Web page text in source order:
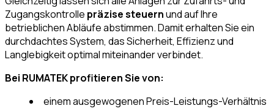
Zugangskontrolle präzise steuernund auf Ihre
betrieblichen Abläufe abstimmen. Damit erhalten Sie ein
durchdachtes System, das Sicherheit, Effizienz und
Langlebigkeit optimal miteinander verbindet.
Bei RUMATEK profitieren Sie von:
einem ausgewogenen Preis-Leistungs-Verhältnis